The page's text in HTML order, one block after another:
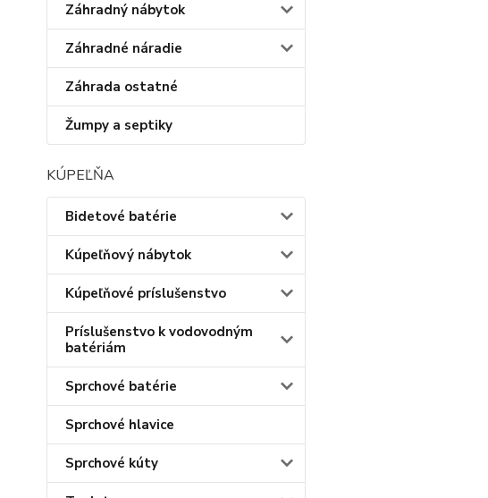
Záhradný nábytok
Záhradné náradie
Záhrada ostatné
Žumpy a septiky
KÚPEĽŇA
Bidetové batérie
Kúpeľňový nábytok
Kúpeľňové príslušenstvo
Príslušenstvo k vodovodným
batériám
Sprchové batérie
Sprchové hlavice
Sprchové kúty